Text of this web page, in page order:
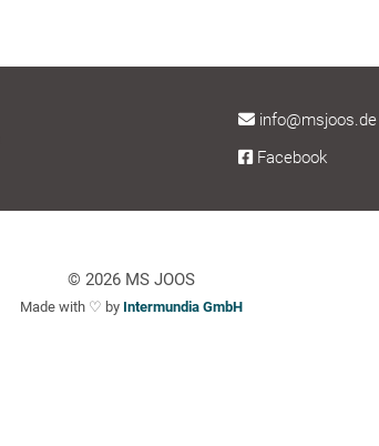
info@msjoos.de
Facebook
© 2026 MS JOOS
Made with ♡ by Intermundia GmbH